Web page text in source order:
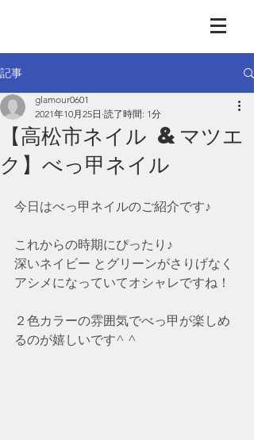
記事
【高松市ネイル &マツエ
ク】べっ甲ネイル
glamour0601
2021年10月25日 読了時間: 1分
今日はべっ甲ネイルのご紹介です♪
これからの時期にぴったり♪
深いネイビー とグリーンがさりげなく
アシメになっていてオシャレですね！
２色カラーの雰囲気でべっ甲が楽しめ
るのが嬉しいです^ ^